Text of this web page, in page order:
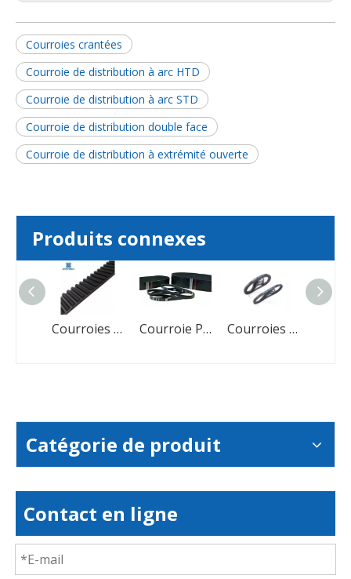
Courroies crantées
Courroie de distribution à arc HTD
Courroie de distribution à arc STD
Courroie de distribution double face
Courroie de distribution à extrémité ouverte
Produits connexes
Courroies de distribution en caoutchouc Courroie Poly PK : courroies de transmission de puissance de haute qualité Courroies de distribution automobiles
Catégorie de produit
Contact en ligne